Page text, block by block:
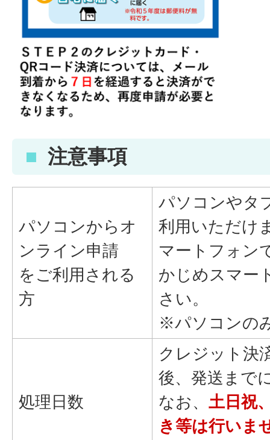
注意事項
パソコンからオ
ンライン申請
をご利用される
方
パソコンやタ
利用いただけ
マートフォン
かじめスマー
さい。
※パソコンの
処理日数
クレジット決
後、発送まで
なお、 土日祝
き等は行いま